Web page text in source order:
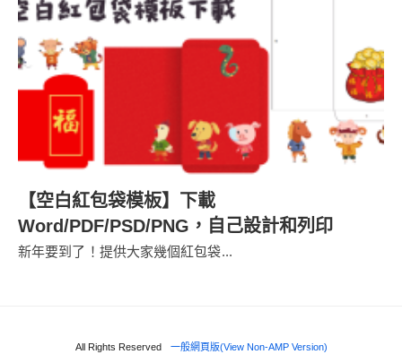
【空白紅包袋模板】下載
Word/PDF/PSD/PNG，自己設計和列印
新年要到了！提供大家幾個紅包袋...
All Rights Reserved 一般網頁版(View Non-AMP Version)